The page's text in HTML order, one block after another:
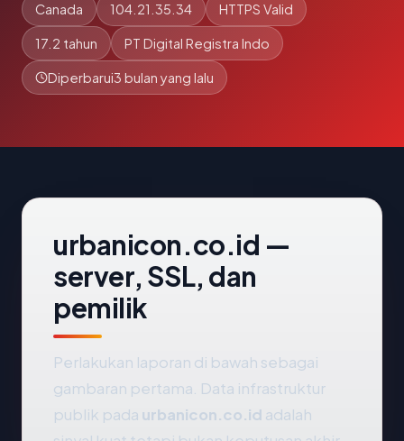
Canada 104.21.35.34 HTTPS Valid
17.2 tahun PT Digital Registra Indo
Diperbarui3 bulan yang lalu
urbanicon.co.id —
server, SSL, dan
pemilik
Perlakukan laporan di bawah sebagai
gambaran pertama. Data infrastruktur
publik pada urbanicon.co.id adalah